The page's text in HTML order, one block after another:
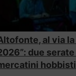
al via
due